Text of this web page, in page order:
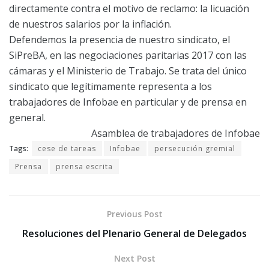
directamente contra el motivo de reclamo: la licuación
de nuestros salarios por la inflación.
Defendemos la presencia de nuestro sindicato, el
SiPreBA, en las negociaciones paritarias 2017 con las
cámaras y el Ministerio de Trabajo. Se trata del único
sindicato que legítimamente representa a los
trabajadores de Infobae en particular y de prensa en
general.
Asamblea de trabajadores de Infobae
Tags: cese de tareas Infobae
persecución gremial
Prensa
prensa escrita
Previous Post
Resoluciones del Plenario General de Delegados
Next Post